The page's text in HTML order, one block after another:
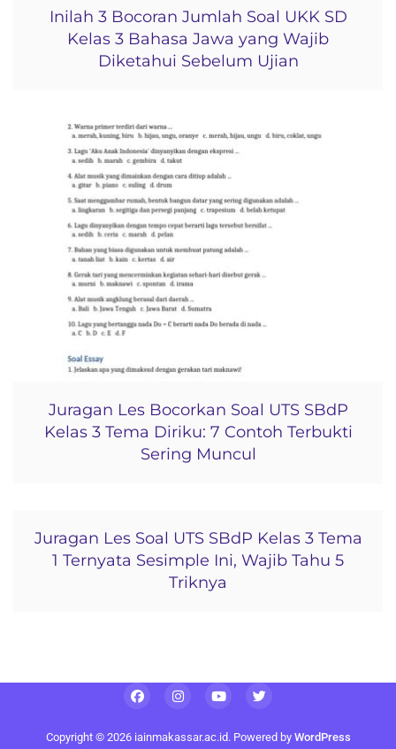
Inilah 3 Bocoran Jumlah Soal UKK SD
Kelas 3 Bahasa Jawa yang Wajib
Diketahui Sebelum Ujian
Juragan Les Bocorkan Soal UTS SBdP
Kelas 3 Tema Diriku: 7 Contoh Terbukti
Sering Muncul
Juragan Les Soal UTS SBdP Kelas 3 Tema
1 Ternyata Sesimple Ini, Wajib Tahu 5
Triknya
Copyright © 2026 iainmakassar.ac.id. Powered by WordPress